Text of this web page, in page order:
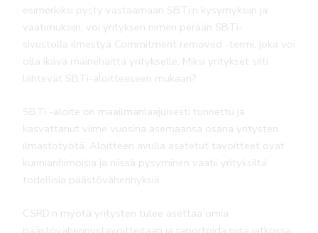
esimerkiksi pysty vastaamaan SBTi:n kysymyksiin ja
vaatimuksiin, voi yrityksen nimen perään SBTi-
sivustolla ilmestyä Commitment removed -termi, joka voi
olla ikävä mainehaitta yritykselle. Miksi yritykset silti
lähtevät SBTi-aloitteeseen mukaan?
SBTi -aloite on maailmanlaajuisesti tunnettu ja
kasvattanut viime vuosina asemaansa osana yritysten
ilmastotyötä. Aloitteen avulla asetetut tavoitteet ovat
kunnianhimoisia ja niissä pysyminen vaatii yrityksiltä
todellisia päästövähennyksiä.
CSRD:n myötä yritysten tulee asettaa omia